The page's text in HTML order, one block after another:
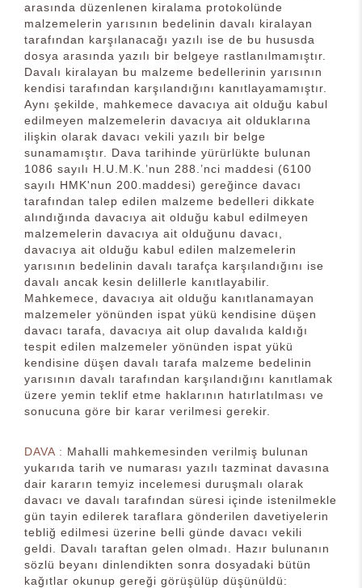
arasında düzenlenen kiralama protokolünde
malzemelerin yarısının bedelinin davalı kiralayan
tarafından karşılanacağı yazılı ise de bu hususda
dosya arasında yazılı bir belgeye rastlanılmamıştır.
Davalı kiralayan bu malzeme bedellerinin yarısının
kendisi tarafından karşılandığını kanıtlayamamıştır.
Aynı şekilde, mahkemece davacıya ait olduğu kabul
edilmeyen malzemelerin davacıya ait olduklarına
ilişkin olarak davacı vekili yazılı bir belge
sunamamıştır. Dava tarihinde yürürlükte bulunan
1086 sayılı H.U.M.K.’nun 288.’nci maddesi (6100
sayılı HMK'nun 200.maddesi) gereğince davacı
tarafından talep edilen malzeme bedelleri dikkate
alındığında davacıya ait olduğu kabul edilmeyen
malzemelerin davacıya ait olduğunu davacı,
davacıya ait olduğu kabul edilen malzemelerin
yarısının bedelinin davalı tarafça karşılandığını ise
davalı ancak kesin delillerle kanıtlayabilir.
Mahkemece, davacıya ait olduğu kanıtlanamayan
malzemeler yönünden ispat yükü kendisine düşen
davacı tarafa, davacıya ait olup davalıda kaldığı
tespit edilen malzemeler yönünden ispat yükü
kendisine düşen davalı tarafa malzeme bedelinin
yarısının davalı tarafından karşılandığını kanıtlamak
üzere yemin teklif etme haklarının hatırlatılması ve
sonucuna göre bir karar verilmesi gerekir.
DAVA : Mahalli mahkemesinden verilmiş bulunan
yukarıda tarih ve numarası yazılı tazminat davasına
dair kararın temyiz incelemesi duruşmalı olarak
davacı ve davalı tarafından süresi içinde istenilmekle
gün tayin edilerek taraflara gönderilen davetiyelerin
tebliğ edilmesi üzerine belli günde davacı vekili
geldi. Davalı taraftan gelen olmadı. Hazır bulunanın
sözlü beyanı dinlendikten sonra dosyadaki bütün
kağıtlar okunup gereği görüşülüp düşünüldü: